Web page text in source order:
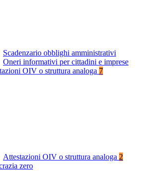
Scadenzario obblighi amministrativi
Oneri informativi per cittadini e imprese
OIV o struttura analoga 7
Attestazioni OIV o struttura analoga 2
zero